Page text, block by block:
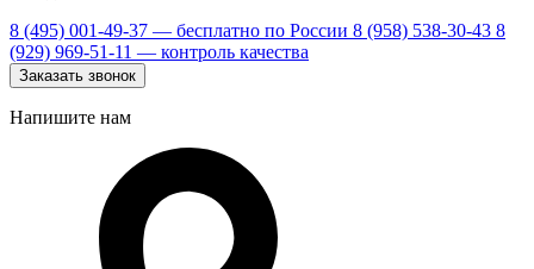
8 (495) 001-49-37 — бесплатно по России 8 (958) 538-30-43 8
(929) 969-51-11 — контроль качества
Заказать звонок
Напишите нам